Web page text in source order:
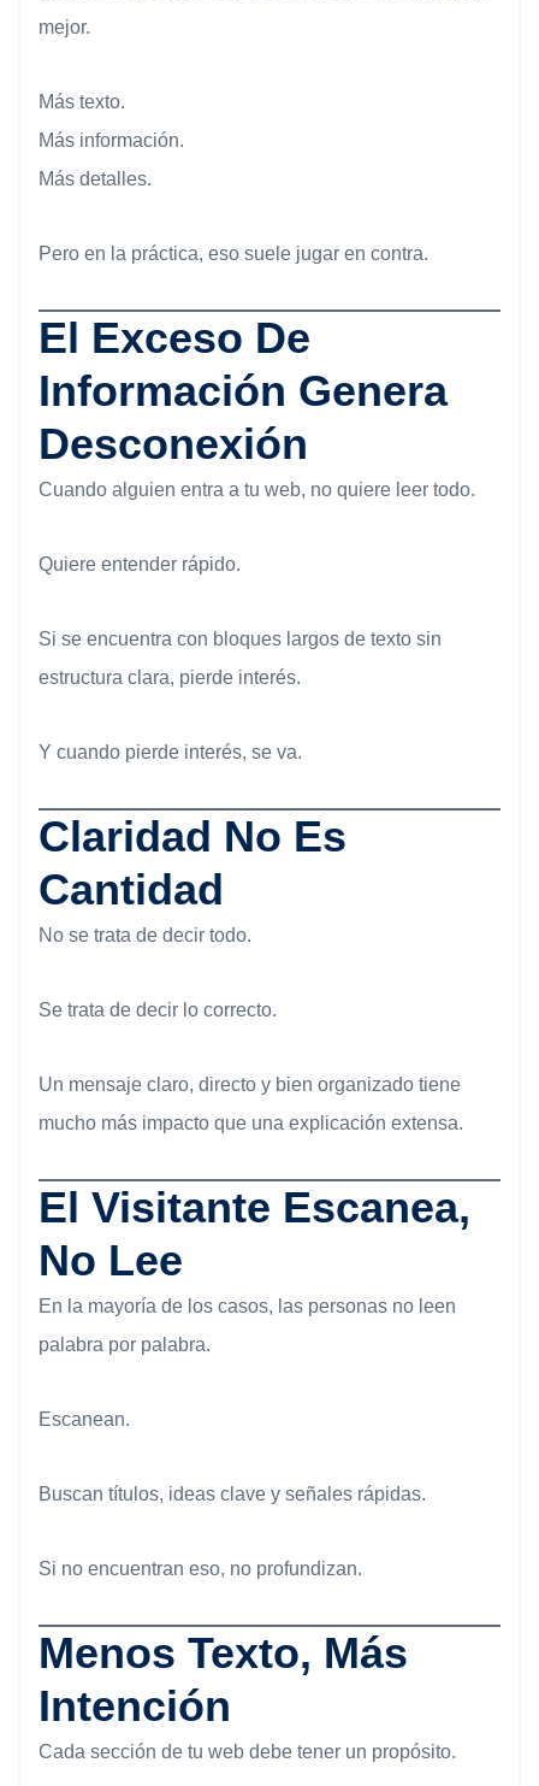
mejor.
Más texto.
Más información.
Más detalles.
Pero en la práctica, eso suele jugar en contra.
El Exceso De
Información Genera
Desconexión
Cuando alguien entra a tu web, no quiere leer todo.
Quiere entender rápido.
Si se encuentra con bloques largos de texto sin
estructura clara, pierde interés.
Y cuando pierde interés, se va.
Claridad No Es
Cantidad
No se trata de decir todo.
Se trata de decir lo correcto.
Un mensaje claro, directo y bien organizado tiene
mucho más impacto que una explicación extensa.
El Visitante Escanea,
No Lee
En la mayoría de los casos, las personas no leen
palabra por palabra.
Escanean.
Buscan títulos, ideas clave y señales rápidas.
Si no encuentran eso, no profundizan.
Menos Texto, Más
Intención
Cada sección de tu web debe tener un propósito.